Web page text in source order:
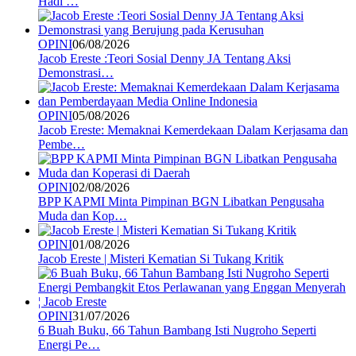
OPINI06/08/2026
Jacob Ereste :Teori Sosial Denny JA Tentang Aksi
Demonstrasi…
OPINI05/08/2026
Jacob Ereste: Memaknai Kemerdekaan Dalam Kerjasama dan
Pembe…
OPINI02/08/2026
BPP KAPMI Minta Pimpinan BGN Libatkan Pengusaha
Muda dan Kop…
OPINI01/08/2026
Jacob Ereste | Misteri Kematian Si Tukang Kritik
OPINI31/07/2026
6 Buah Buku, 66 Tahun Bambang Isti Nugroho Seperti
Energi Pe…